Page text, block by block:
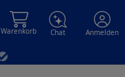
Warenkorb Chat Anmelden